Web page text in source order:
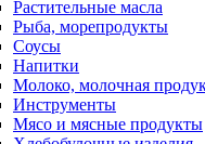
Растительные масла
Рыба, морепродукты
Соусы
Напитки
Молоко, молочная
Инструменты
Мясо и мясные продукты